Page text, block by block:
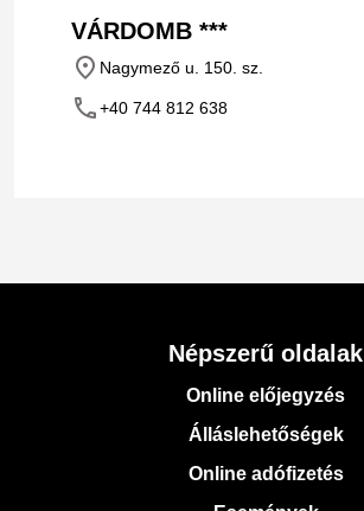
VÁRDOMB ***
place Nagymező u. 150. sz.
phone+40 744 812 638
Népszerű oldalak
Online előjegyzés
Álláslehetőségek
Online adófizetés